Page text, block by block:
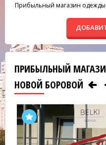
Прибыльный магазин
ПРИБЫЛЬНЫЙ
НОВОЙ БОРОВОЙ